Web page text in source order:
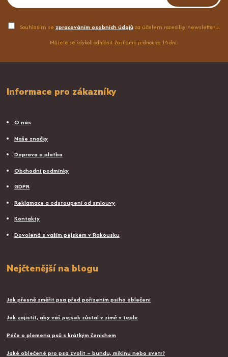
Souhlasím se zpracováním osobních údajůza účelem rozesílky newsletteru.
Můžete se kdykoli odhlásit. Zasíláme jednou za 14 dní.
Informace pro zákazníky
O nás
Naše značky
Doprava a platba
Obchodní podmínky
GDPR
Reklamace a odstoupení od smlouvy
Kontakty
Dovolená s vaším pejskem v Rakousku
Nejčtenější na blogu
Jak přesně změřit psa před pořízením psího oblečení
Jak zajistit, aby váš pejsek zůstal v zimě v teple
Péče o plemena psů s krátkým čenichem
Jaké oblečené pro psa zvolit – bundu, mikinu nebo svetr?